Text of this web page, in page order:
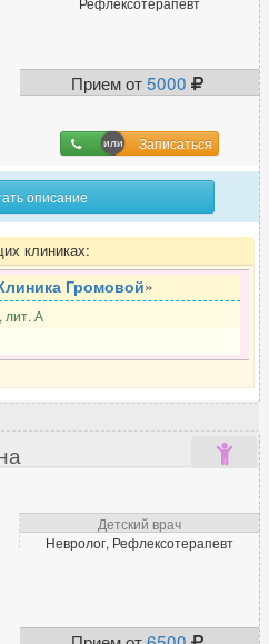
248
149
55
251
157
281
169
108
390
84
67
Прием от5000
Записаться
описание
клиниках:
Громовой»
лит. А
Детский врач
Невролог, Рефлексотерапевт